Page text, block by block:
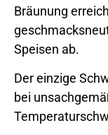
Bräunung
Speisen ab.
Der einzige
bei